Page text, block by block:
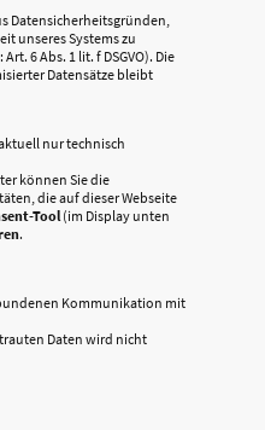
Datensicherheitsgründen,
unseres Systems zu
6 Abs. 1 lit. f DSGVO). Die
Datensätze bleibt
nur technisch
können Sie die
die auf dieser Webseite
Tool (im Display unten
.
Kommunikation mit
Daten wird nicht